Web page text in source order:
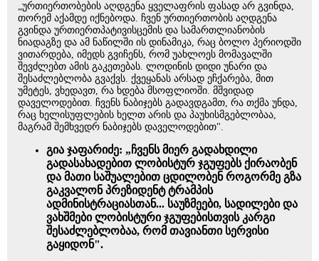
„ურთიერთობების აღდგენა ყველაფრის ფასად არ გვინდა,
თორემ აქამდე იქნებოდა. ჩვენ ურთიერთობის აღდგენა
გვინდა ურთიერთპატივისცემის და სამართლიანობის
ნიადაგზე და ამ ნაწილში ის დინამიკა, რაც ბოლო პერიოდში
ვითარდება, იმედს გვიჩენს, რომ უახლოეს მომავალში
შევძლებთ ამის გაკეთებას. ლოდინის დიდი უნარი და
შესაძლებლობა გვაქვს. ქვეყანას არსად ეჩქარება, მით
უმეტეს, ვხედავთ, რა ხდება მსოფლიოში. მშვიდად
დაველოდებით. ჩვენს ნაბიჯებს გადავდგამთ, რა თქმა უნდა,
რაც ხელისუფლების ხელთ არის და პაუხისმგებლობაა,
მაგრამ შემხვედრ ნაბიჯებს დაველოდებით".
გია ჯაფარიძე: „ჩვენს მიერ გადახდილი
გადასახადებით ლობისტურ ჯგუფებს ქირაობენ
და მათი საშუალებით ცდილობენ როგორმე გზა
გაკვალონ პრეზიდენტ ტრამპის
ადმინისტრაციასთან... საუზმეები, სადილები და
ვახშმები ლობისტური ჯგუფებისთვის კარგი
შესაძლებლობაა, რომ თავიანთი სერვისი
გაყიდონ".